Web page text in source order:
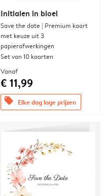
Initialen in bloei
Save the date | Premium kaart
met keuze uit 3
papierafwerkingen
Set van 10 kaarten
Vanaf
€ 11,99
offers Elke dag lage prijzen